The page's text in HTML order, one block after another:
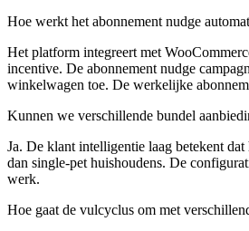
Hoe werkt het abonnement nudge
Het platform integreert met
incentive. De abonnement nudge
winkelwagen toe. De werkelijke
Kunnen we verschillende bundel
Ja. De klant intelligentie laag betekent
dan single-pet huishoudens. De
werk.
Hoe gaat de vulcyclus om met